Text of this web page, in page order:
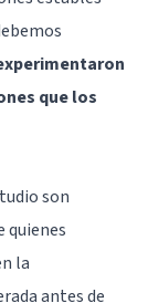
que los
son
quienes
la
antes de